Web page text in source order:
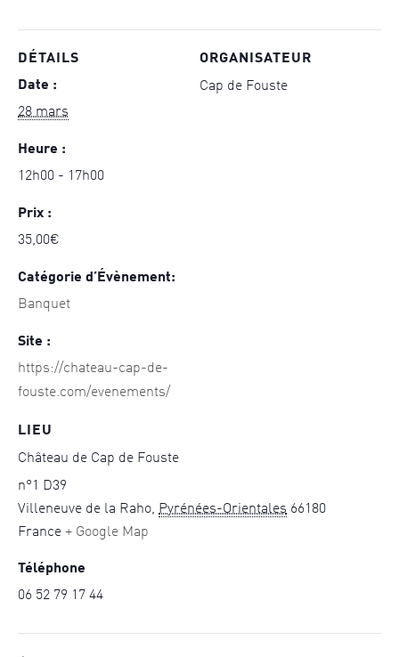
DÉTAILS
Date :
28 mars
Heure :
12h00 - 17h00
Prix :
35,00€
Catégorie d’Évènement:
Banquet
Site :
https://chateau-cap-de-
fouste.com/evenements/
LIEU
Château de Cap de Fouste
n°1 D39
Villeneuve de la Raho, Pyrénées-Orientales 66180
France + Google Map
Téléphone
06 52 79 17 44
ORGANISATEUR
Cap de Fouste